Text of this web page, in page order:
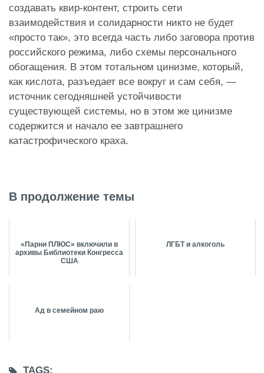
создавать квир-контент, строить сети
взаимодействия и солидарности никто не будет
«просто так», это всегда часть либо заговора против
российского режима, либо схемы персонального
обогащения. В этом тотальном цинизме, который,
как кислота, разъедает все вокруг и сам себя, —
источник сегодняшней устойчивости
существующей системы, но в этом же цинизме
содержится и начало ее завтрашнего
катастрофического краха.
В продолжение темы
«Парни ПЛЮС» включили в
архивы Библиотеки Конгресса
США
ЛГБТ и алкоголь
Ад в семейном раю
TAGS: